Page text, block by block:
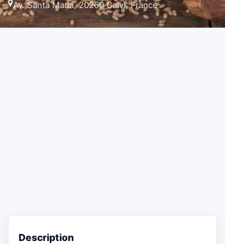
Av. Santa Maria, 20260 Calvi, France
Description